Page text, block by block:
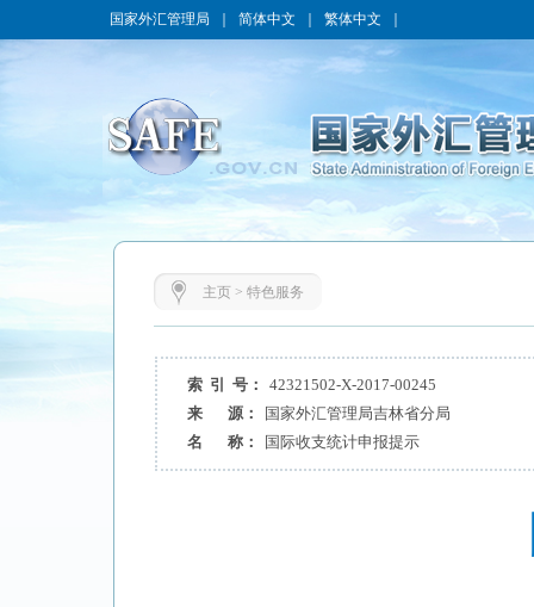
国家外汇管理局 简体中文 繁体中文
主页> 特色服务
索 引 号：
42321502-X-2017-00245
来 源：
国家外汇管理局吉林省分局
名 称：
国际收支统计申报提示